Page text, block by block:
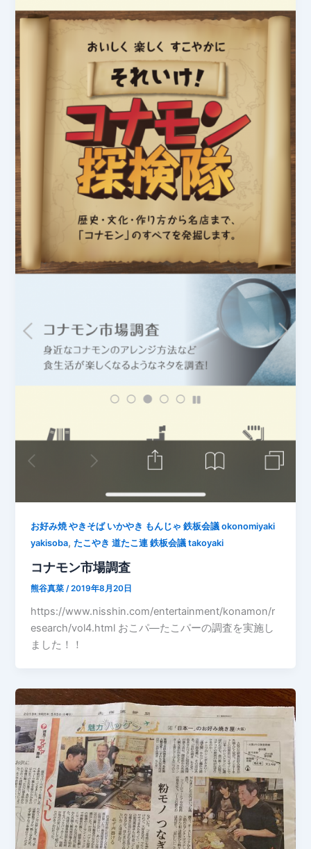
お好み焼 やきそば いかやき もんじゃ 鉄板会議 okonomiyaki
yakisoba,たこやき 道たこ連 鉄板会議 takoyaki
コナモン市場調査
熊谷真菜/2019年8月20日
https://www.nisshin.com/entertainment/konamon/r
esearch/vol4.html おこパ―たこパーの調査を実施し
ました！！